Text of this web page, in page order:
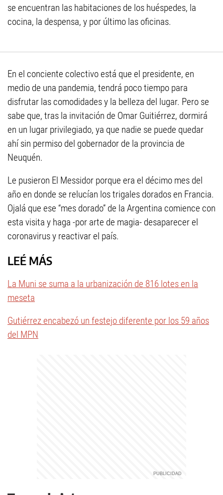
se encuentran las habitaciones de los huéspedes, la
cocina, la despensa, y por último las oficinas.
En el conciente colectivo está que el presidente, en
medio de una pandemia, tendrá poco tiempo para
disfrutar las comodidades y la belleza del lugar. Pero se
sabe que, tras la invitación de Omar Guitiérrez, dormirá
en un lugar privilegiado, ya que nadie se puede quedar
ahí sin permiso del gobernador de la provincia de
Neuquén.
Le pusieron El Messidor porque era el décimo mes del
año en donde se relucían los trigales dorados en Francia.
Ojalá que ese “mes dorado” de la Argentina comience con
esta visita y haga -por arte de magia- desaparecer el
coronavirus y reactivar el país.
LEÉ MÁS
La Muni se suma a la urbanización de 816 lotes en la
meseta
Gutiérrez encabezó un festejo diferente por los 59 años
del MPN